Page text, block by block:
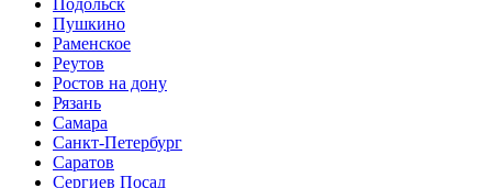
Подольск
Пушкино
Раменское
Реутов
Ростов на дону
Рязань
Самара
Санкт-Петербург
Саратов
Сергиев Посад